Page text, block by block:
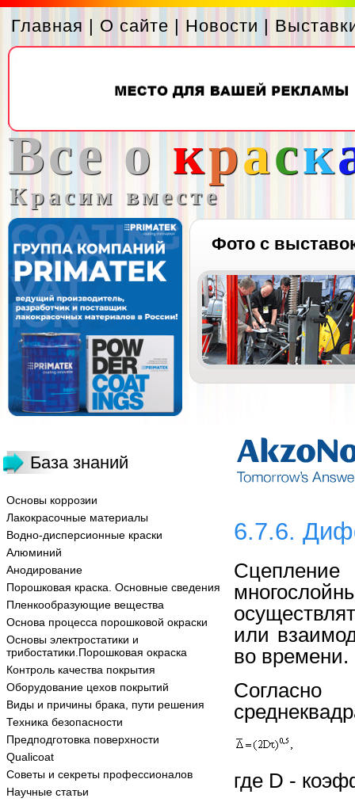
Главная | О сайте | Новости |
Все о краск
Красим вместе
Фото с
База знаний
Основы коррозии
Лакокрасочные материалы
Водно-дисперсионные краски
Алюминий
Анодирование
Порошковая краска. Основные сведения
Пленкообразующие вещества
Основа процесса порошковой окраски
Основы электростатики и
трибостатики.Порошковая окраска
Контроль качества покрытия
Оборудование цехов покрытий
Виды и причины брака, пути решения
Техника безопасности
Предподготовка поверхности
Qualicoat
Советы и секреты профессионалов
Научные статьи
6.7.6.
или
во времени.
где D -